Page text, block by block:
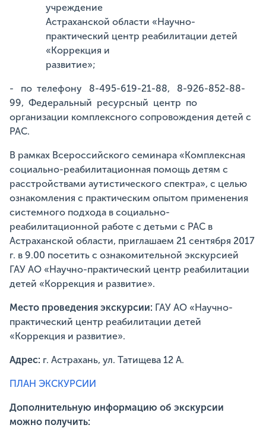
учреждение
Астраханской области «Научно-
практический центр реабилитации детей
«Коррекция и
развитие»;
- по телефону 8-495-619-21-88, 8-926-852-88-
99, Федеральный ресурсный центр по
организации комплексного сопровождения детей с
РАС.
В рамках Всероссийского семинара «Комплексная
социально-реабилитационная помощь детям с
расстройствами аутистического спектра», с целью
ознакомления с практическим опытом применения
системного подхода в социально-
реабилитационной работе с детьми с РАС в
Астраханской области, приглашаем 21 сентября 2017
г. в 9.00 посетить с ознакомительной экскурсией
ГАУ АО «Научно-практический центр реабилитации
детей «Коррекция и развитие».
Место проведения экскурсии: ГАУ АО «Научно-
практический центр реабилитации детей
«Коррекция и развитие».
Адрес: г. Астрахань, ул. Татищева 12 А.
ПЛАН ЭКСКУРСИИ
Дополнительную информацию об экскурсии
можно получить: